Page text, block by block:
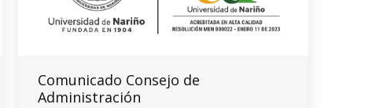
Comunicado Consejo de
Administración